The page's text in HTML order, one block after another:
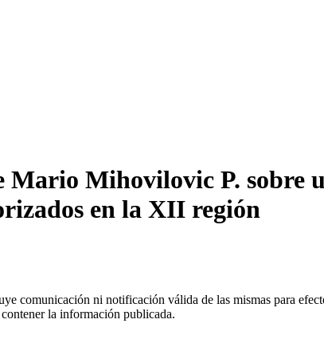
Mario Mihovilovic P. sobre
en la XII región
comunicación ni notificación válida de las mismas para
la información publicada.